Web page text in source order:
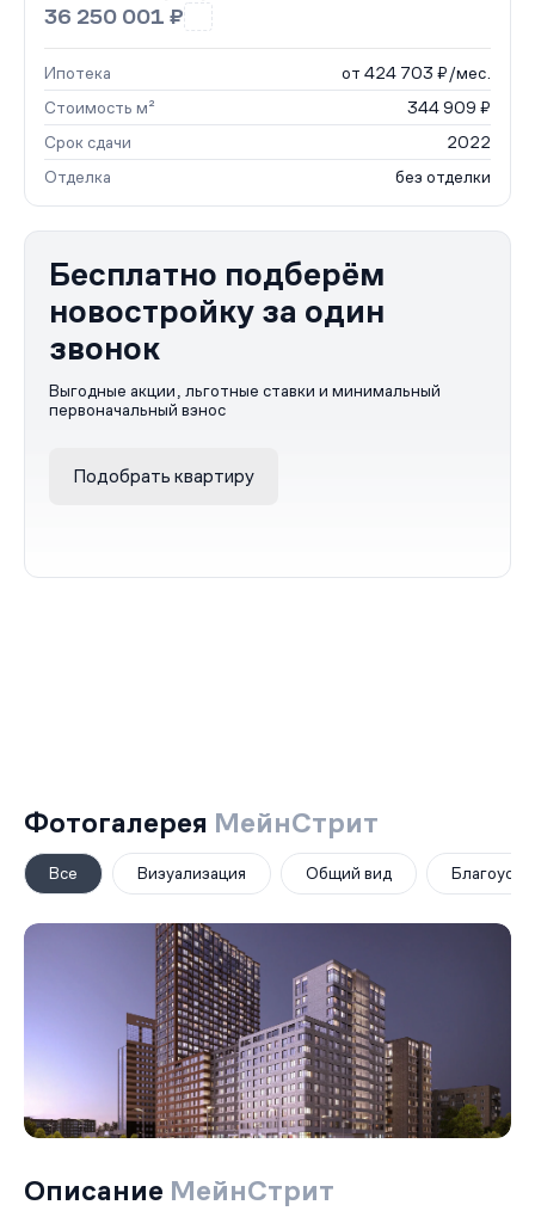
36 250 001 ₽
Ипотека
от 424 703 ₽/мес.
Стоимость м²
344 909 ₽
Срок сдачи
2022
Отделка
без отделки
Бесплатно подберём
новостройку за один
звонок
Выгодные акции, льготные ставки и минимальный
первоначальный взнос
Подобрать квартиру
Фотогалерея МейнСтрит
Все Визуализация Общий вид
Описание МейнСтрит